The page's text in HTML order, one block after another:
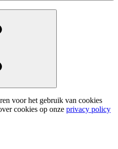
voor het gebruik van cookies
cookies op onze privacy policy